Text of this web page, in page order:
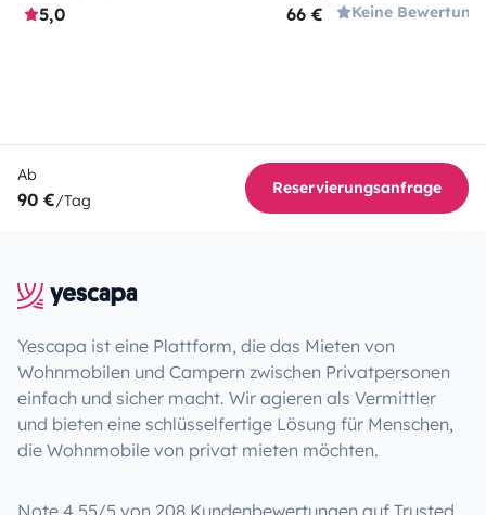
5,0
66 € Keine Bewertung
Ab
90 €/Tag
Reservierungsanfrage
Yescapa ist eine Plattform, die das Mieten von
Wohnmobilen und Campern zwischen Privatpersonen
einfach und sicher macht. Wir agieren als Vermittler
und bieten eine schlüsselfertige Lösung für Menschen,
die Wohnmobile von privat mieten möchten.
Note 4.55/5 von 208 Kundenbewertungen auf Trusted